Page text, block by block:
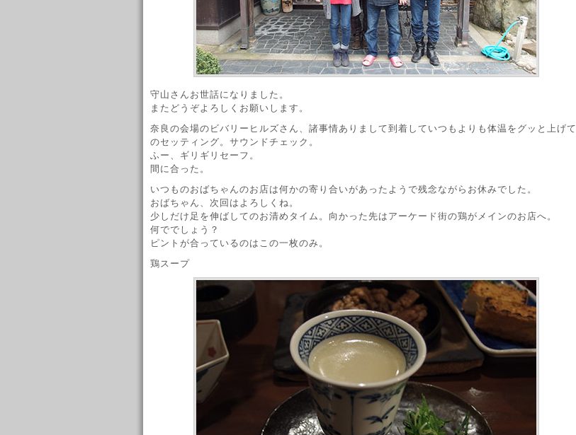
守山さんお世話になりました。
またどうぞよろしくお願いします。
奈良の会場のビバリーヒルズさん、諸事情ありまして到着していつもよりも体温をグッと上げて
のセッティング。サウンドチェック。
ふー、ギリギリセーフ。
間に合った。
いつものおばちゃんのお店は何かの寄り合いがあったようで残念ながらお休みでした。
おばちゃん、次回はよろしくね。
少しだけ足を伸ばしてのお清めタイム。向かった先はアーケード街の鶏がメインのお店へ。
何ででしょう？
ピントが合っているのはこの一枚のみ。
鶏スープ